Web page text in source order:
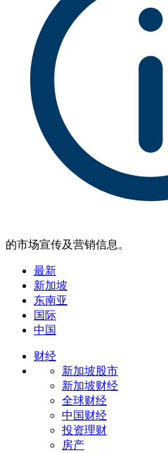
的市场宣传及营销信息。
最新
新加坡
东南亚
国际
中国
财经
新加坡股市
新加坡财经
全球财经
中国财经
投资理财
房产